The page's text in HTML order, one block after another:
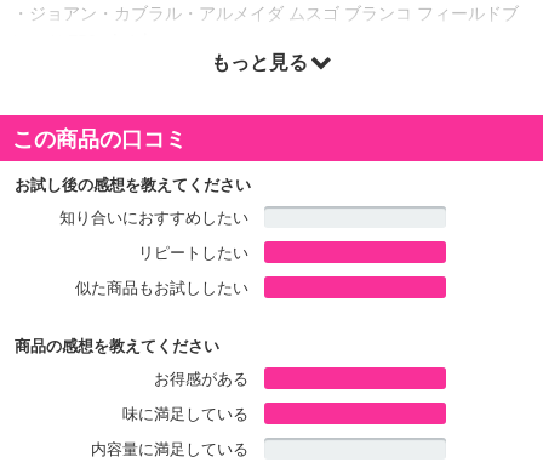
・ジョアン・カブラル・アルメイダ ムスゴ ブランコ フィールドブ
・ジョアン・カブラル・アルメイダ ムスゴ ティント フィールドブ
【ティソ・メール ブリュット ラピアーズ】
タンクで5ヶ月間熟成させ、瓶詰して二次発酵を行い、最低12ヶ月
間寝かせた後澱引きを行います。ドサージュ:8g/l 。
【ジョアン・カブラル・アルメイダ カメレオン ロウレイロ・アルバ
ステンレス・タンクで5ヶ月間澱とともに熟成。ネクタリン、オレン
ジの花、月桂樹の葉を思わせるエレガントなアロマと、よく熟した
柑橘類のニュアンス。口に含むと、この果実味は非常に存在感があ
り、繊細な酸味とともにフレッシュな柑橘系の余韻があります。
もっと見る
この商品の口コミ
お試し後の感想を教えてください
知り合いにおすすめしたい
リピートしたい
似た商品もお試ししたい
商品の感想を教えてください
お得感がある
味に満足している
内容量に満足している